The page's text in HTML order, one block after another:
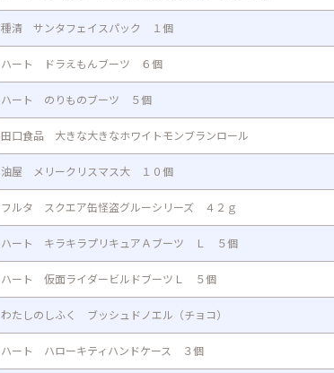
種清 サンタフェイスパック １個
ハート ドラえもんブーツ ６個
ハート のりものブーツ ５個
田口食品 大きな大きなホワイトモンブランロール
油屋 メリークリスマス大 １０個
フルタ スクエア缶怪盗グルーシリーズ ４２ｇ
ハート キラキラプリキュアＡブーツ Ｌ ５個
ハート 仮面ライダービルドブーツＬ ５個
わたしのしふく ブッシュドノエル（チョコ）
ハート ハローキティハンドケース ３個